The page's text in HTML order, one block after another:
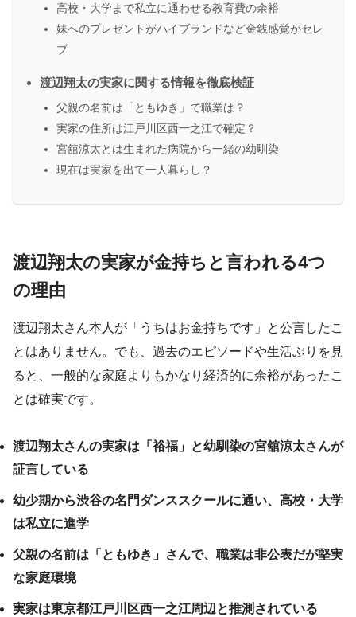
高校・大学まで私立に通わせる教育費の余裕
妹へのプレゼントがハイブランドなど金銭感覚がセレ
ブ
渡辺翔太の実家に関する情報を徹底検証
父親の名前は「ともゆき」で職業は？
実家の住所は江戸川区西一之江で確定？
宮舘涼太とは生まれた病院から一緒の幼馴染
現在は実家を出て一人暮らし？
渡辺翔太の実家が金持ちと言われる4つ
の理由
渡辺翔太さん本人が「うちはお金持ちです」と公言したこ
とはありません。でも、過去のエピソードや生活ぶりを見
ると、一般的な家庭よりもかなり経済的に余裕があったこ
とは確実です。
渡辺翔太さんの実家は「裕福」と幼馴染の宮舘涼太さんが
証言している
幼少期から渋谷の名門ダンススクールに通い、高校・大学
は私立に進学
父親の名前は「ともゆき」さんで、職業は非公表だが堅実
な家庭環境
実家は東京都江戸川区西一之江周辺と推測されている